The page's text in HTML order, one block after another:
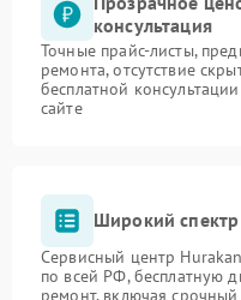
консультация
Точные прайс-листы,
ремонта, отсутствие
бесплатной
сайте
Широкий спектр
Сервисный центр
по всей РФ, бесплатную
ремонт, включая